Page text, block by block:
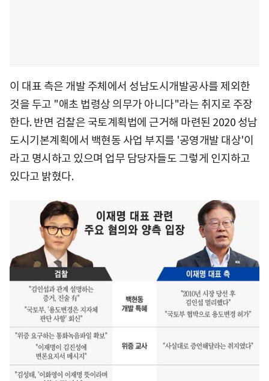
이 대표 측은 개발 주체에서 성남도시개발공사를 제외한
것을 두고 "애초 법령상 의무가 아니다"라는 취지로 주장
한다. 반면 검찰은 국토계획법에 근거해 마련된 2020 성남
도시기본계획에서 백현동 사업 부지를 '공영개발 대상'이
라고 명시하고 있으며 업무 담당자들도 그렇게 인지하고
있다고 밝혔다.